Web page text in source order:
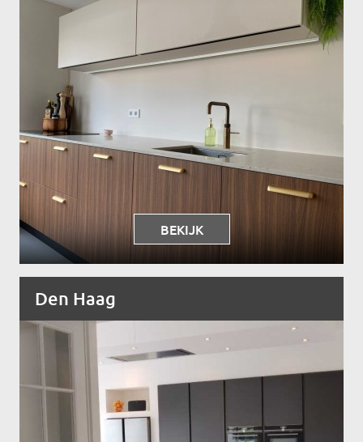
BEKIJK
Den Haag